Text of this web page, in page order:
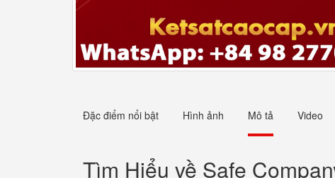
Đặc điểm nổi bật Hình ảnh Mô tả Video
Tìm Hiểu về Safe